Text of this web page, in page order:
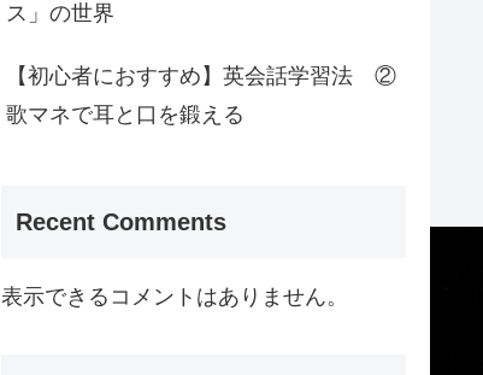
ス」の世界
【初心者におすすめ】英会話学習法 ②
歌マネで耳と口を鍛える
Recent Comments
表示できるコメントはありません。